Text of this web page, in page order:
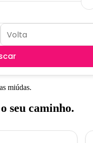
miúdas.
seu caminho.